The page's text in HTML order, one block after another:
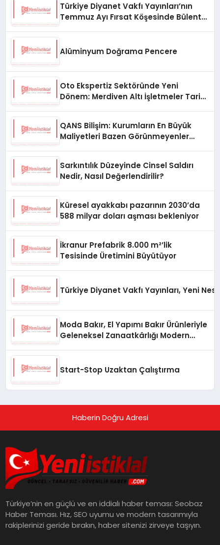
Türkiye Diyanet Vakfı Yayınları’nın
Temmuz Ayı Fırsat Köşesinde Bülent
Alüminyum Doğrama Pencere
Oto Ekspertiz Sektöründe Yeni
Dönem: Merdiven Altı İşletmeler Tarih
QANS Bilişim: Kurumların En Büyük
Maliyetleri Bazen Görünmeyenler
Sarkıntılık Düzeyinde Cinsel Saldırı
Nedir, Nasıl Değerlendirilir?
Küresel ayakkabı pazarının 2030’da
588 milyar doları aşması bekleniyor
İkranur Prefabrik 8.000 m²’lik
Tesisinde Üretimini Büyütüyor
Türkiye Diyanet Vakfı Yayınları, Yeni
Moda Bakır, El Yapımı Bakır Ürünleriyle
Geleneksel Zanaatkârlığı Modern
Start-Stop Uzaktan Çalıştırma
Haberin Doğru Adresi
Türkiye’nin en güçlü ve en iddialı haber teması: Seobaz
Haber Teması. Hız, SEO uyumu ve modern tasarımıyla
rakiplerinizi geride bırakın, haber sitenizi zirveye taşıyın.